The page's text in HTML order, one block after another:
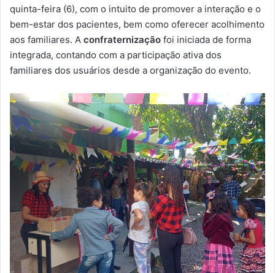
m
a
quinta-feira (6), com o intuito de promover a interação e o
bem-estar dos pacientes, bem como oferecer acolhimento
aos familiares. A confraternização foi iniciada de forma
integrada, contando com a participação ativa dos
familiares dos usuários desde a organização do evento.